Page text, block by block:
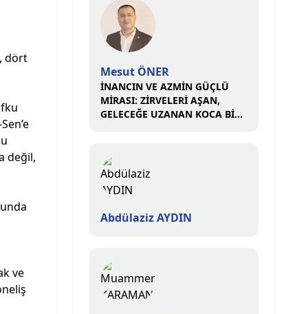
dört
değil,
ve
Mesut ÖNER
İNANCIN VE AZMİN GÜÇLÜ
MİRASI: ZİRVELERİ AŞAN,
GELECEĞE UZANAN KOCA BİR
Abdülaziz AYDIN